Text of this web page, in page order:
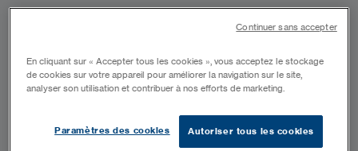
En cliquant sur « Accepter tous les cookies », vous acceptez le stockage
de cookies sur votre appareil pour améliorer la navigation sur le site,
analyser son utilisation et contribuer à nos efforts de marketing.
Autoriser tous les cookies
Paramètres des cookies
Continuer sans accepter